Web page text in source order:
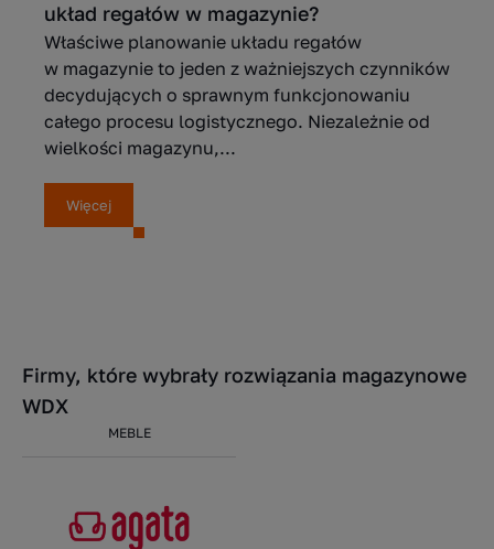
układ regałów w magazynie?
Właściwe planowanie układu regałów
w magazynie to jeden z ważniejszych czynników
decydujących o sprawnym funkcjonowaniu
całego procesu logistycznego. Niezależnie od
wielkości magazynu,...
Więcej
Firmy, które wybrały rozwiązania magazynowe
WDX
MEBLE